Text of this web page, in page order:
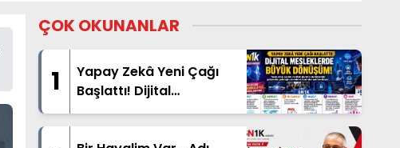
ÇOK OKUNANLAR
1
Yapay Zekâ Yeni Çağı
Başlattı! Dijital
Mesleklerde Büyük